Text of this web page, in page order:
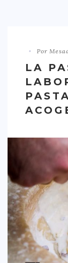
DISTRITO
DISTRITO
DISTRITO
OTROS
AMERICANA
CARNES
CREATIVA
DULCE
FUSIÓN
INDIA
Por
LA